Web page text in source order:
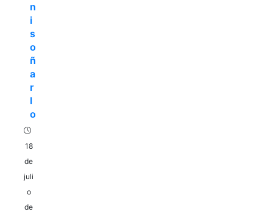
n
i
s
o
ñ
a
r
l
o
18
de
juli
o
de